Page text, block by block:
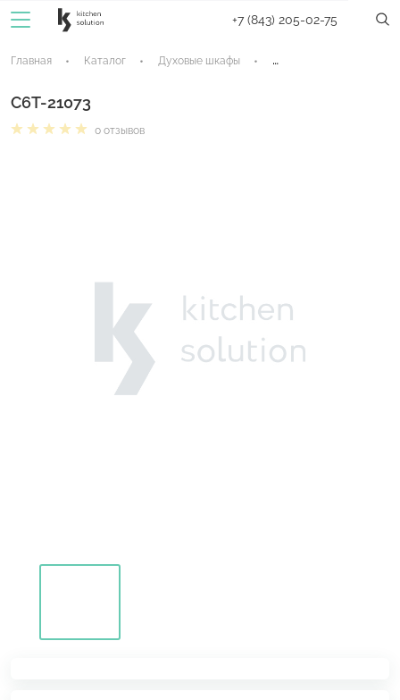
+7 (843) 205-02-75
Главная Каталог Духовые шкафы Электрические
C6T-21073
0 отзывов